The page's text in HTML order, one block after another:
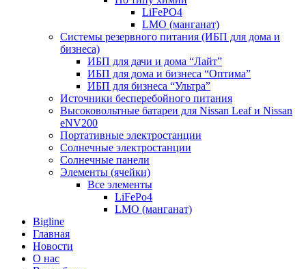
LiFePO4
LMO (манганат)
Системы резервного питания (ИБП для дома и
бизнеса)
ИБП для дачи и дома “Лайт”
ИБП для дома и бизнеса “Оптима”
ИБП для бизнеса “Ультра”
Источники бесперебойного питания
Высоковольтные батареи для Nissan Leaf и Nissan
eNV200
Портативные электростанции
Солнечные электростанции
Солнечные панели
Элементы (ячейки)
Все элементы
LiFePo4
LMO (манганат)
Bigline
Главная
Новости
О нас